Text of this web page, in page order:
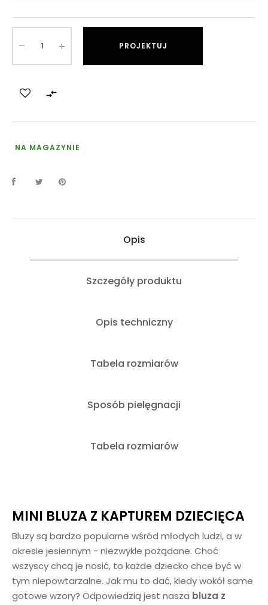
PROJEKTUJ

NA MAGAZYNIE
Opis
Szczegóły produktu
Opis techniczny
Tabela rozmiarów
Sposób pielęgnacji
Tabela rozmiarów
MINI BLUZA Z KAPTUREM DZIECIĘCA
Bluzy są bardzo popularne wśród młodych ludzi, a w
okresie jesiennym - niezwykle pożądane. Choć
wszyscy chcą je nosić, to każde dziecko chce być w
tym niepowtarzalne. Jak mu to dać, kiedy wokół same
gotowe wzory? Odpowiedzią jest nasza bluza z